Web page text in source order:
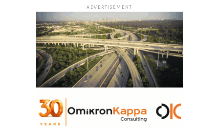
ADVERTISEMENT